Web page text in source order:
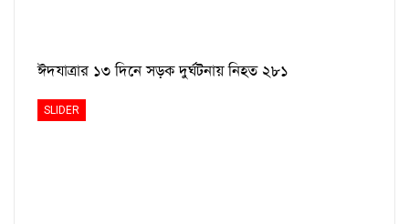
ঈদযাত্রার ১৩ দিনে সড়ক দুর্ঘটনায় নিহত ২৮১
SLIDER